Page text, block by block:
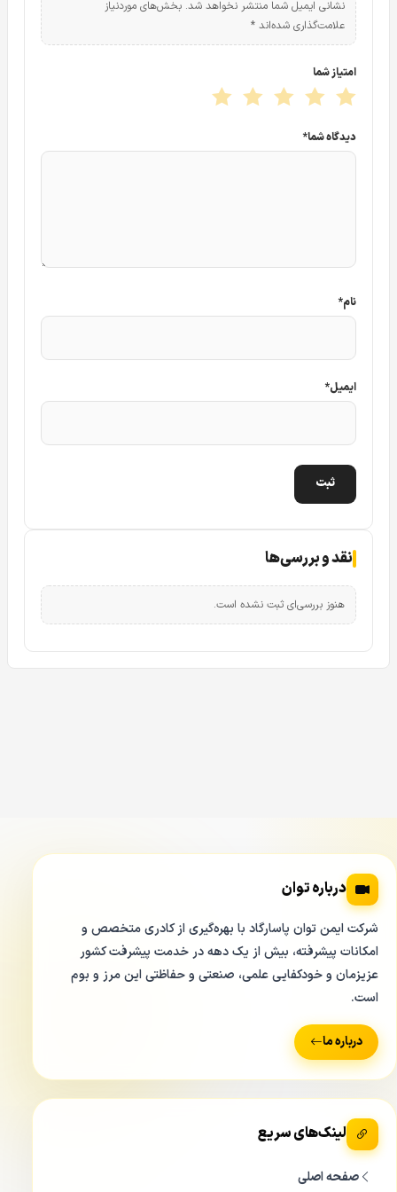
شبکه دام داهوا 1431EP
1431EP
با نگاهی به تصویر دوربین مداربسته تحت شبکه آیپی دام داهوا
ایندوربین تحت شبکه داهوااز سری محصولات دوربین مداربسته
دام می باشد.
از نکات مهم و کلیدی و همچنین قابل دفاع در مورد کیس دوربین
مدار بسته تحت شبکه داهوا HDBW1431EP می توان به Vandal
proof بودن یا ضد ضربه بودن این کیس اشاره کرد. بدین صورت
جنس بدنه اصلی کیس دوربین مداربسته تحت شبکه دام داهوا
IPC-HDBW1431EP از فلز مستحکم آلومینیوم است و قسمت
قبل از این که این کاور روی کیس قرار بگیرد باید جهت دوربین
تنظیم شود و سپس این کاور را روی کیس دوربین مدار بسته
نقد و بررسی‌ها
هنوز بررسی‌ای ثبت نشده است.
نشانی ایمیل شما منتشر نخواهد شد. بخش‌های موردنیاز
علامت‌گذاری شده‌اند *
امتیاز شما
دیدگاه شما*
نام*
ایمیل*
درباره توان
شرکت ایمن توان پاسارگاد با بهره‌گیری از کادری متخصص و
امکانات پیشرفته، بیش از یک دهه در خدمت پیشرفت کشور
عزیزمان و خودکفایی علمی، صنعتی و حفاظتی این مرز و بوم
است.
درباره ما
لینک‌های سریع
صفحه اصلی